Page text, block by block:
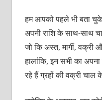
हम आपको पहले भी बता
अपनी राशि के साथ-साथ
जो कि अस्त, मार्गी, वक्री
हालांकि, इन सभी का
रहे हैं ग्रहों की वक्री चाल